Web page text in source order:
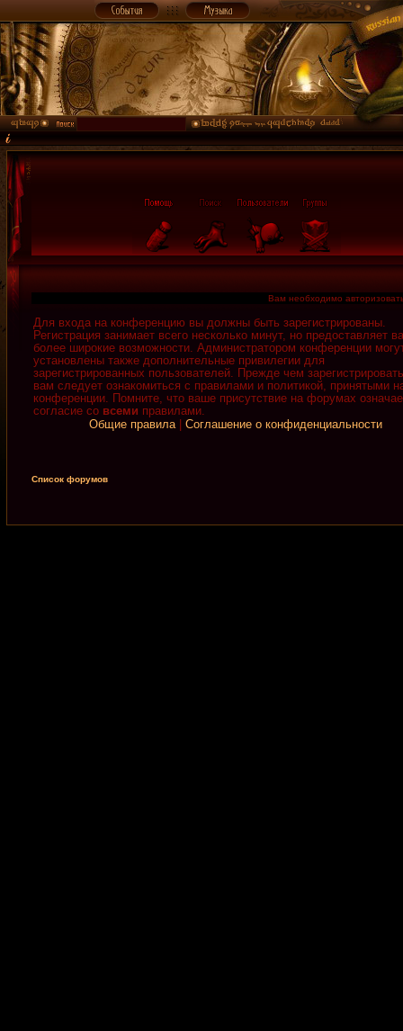
Вам необходимо
Для входа на конференцию вы должны быть зарегистрированы.
Регистрация занимает всего несколько минут, но предоставляет
более широкие возможности. Администратором конференции
установлены также дополнительные привилегии для
зарегистрированных пользователей. Прежде чем
вам следует ознакомиться с правилами и политикой, принятыми
конференции. Помните, что ваше присутствие на форумах
согласие со всеми правилами.
Общие правила| Соглашение о конфиденциальности
Список форумов